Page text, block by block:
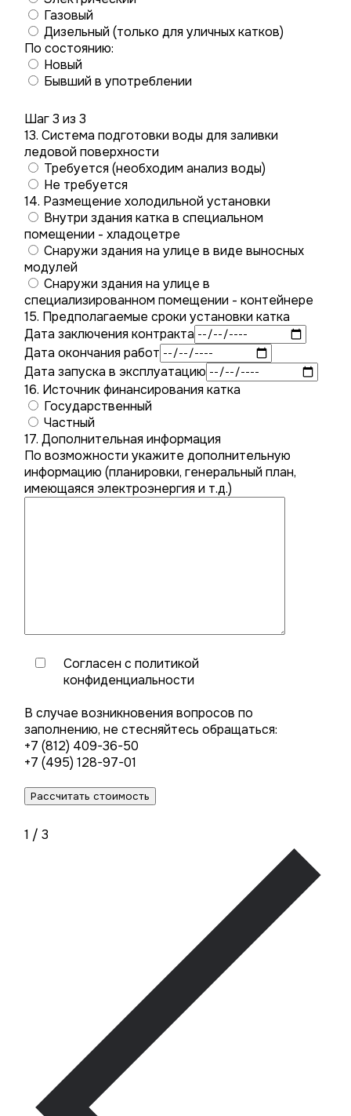
Газовый
Дизельный (только для уличных катков)
По состоянию:
Новый
Бывший в употреблении
Шаг 3 из 3
13. Система подготовки воды для заливки
ледовой поверхности
Требуется (необходим анализ воды)
Не требуется
14. Размещение холодильной установки
Внутри здания катка в специальном
помещении - хладоцетре
Снаружи здания на улице в виде выносных
модулей
Снаружи здания на улице в
специализированном помещении - контейнере
15. Предполагаемые сроки установки катка
Дата заключения контракта
Дата окончания работ
Дата запуска в эксплуатацию
16. Источник финансирования катка
Государственный
Частный
17. Дополнительная информация
По возможности укажите дополнительную
информацию (планировки, генеральный план,
имеющаяся электроэнергия и т.д.)
Согласен сполитикой
конфиденциальности
В случае возникновения вопросов по
заполнению, не стесняйтесь обращаться:
+7 (812) 409-36-50
+7 (495) 128-97-01
1 /3